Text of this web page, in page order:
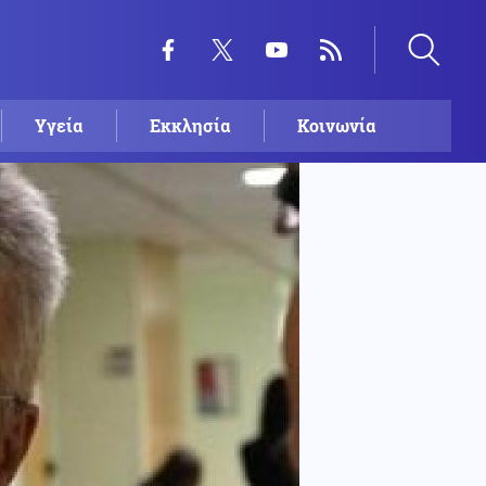
Υγεία Εκκλησία Κοινωνία